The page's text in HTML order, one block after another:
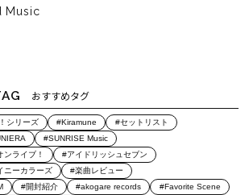
Music
おすすめタグ
シリーズ #Kiramune
#セットリスト
#SUNRISE Music
ライブ！
#アイドリッシュセブン
ニーカラーズ
#楽曲レビュー
#開封紹介 #akogare records
#Favorite Scene